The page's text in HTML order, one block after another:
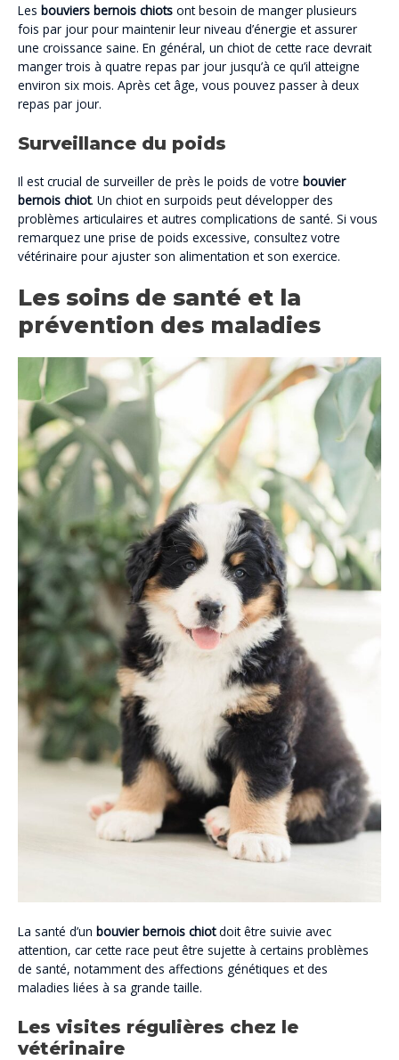
Les bouviers bernois chiots ont besoin de manger plusieurs
fois par jour pour maintenir leur niveau d’énergie et assurer
une croissance saine. En général, un chiot de cette race devrait
manger trois à quatre repas par jour jusqu’à ce qu’il atteigne
environ six mois. Après cet âge, vous pouvez passer à deux
repas par jour.
Surveillance du poids
Il est crucial de surveiller de près le poids de votre bouvier
bernois chiot. Un chiot en surpoids peut développer des
problèmes articulaires et autres complications de santé. Si vous
remarquez une prise de poids excessive, consultez votre
vétérinaire pour ajuster son alimentation et son exercice.
Les soins de santé et la
prévention des maladies
La santé d’un bouvier bernois chiotdoit être suivie avec
attention, car cette race peut être sujette à certains problèmes
de santé, notamment des affections génétiques et des
maladies liées à sa grande taille.
Les visites régulières chez le
vétérinaire